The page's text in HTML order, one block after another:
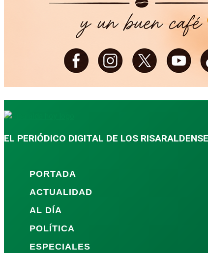
EL PERIÓDICO DIGITAL DE LOS
PORTADA
ACTUALIDAD
AL DÍA
POLÍTICA
ESPECIALES